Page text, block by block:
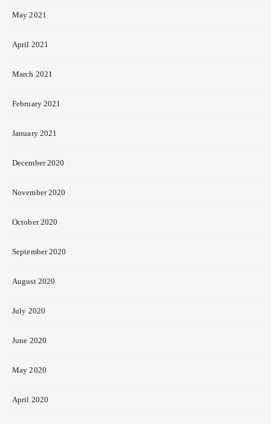
May 2021
April 2021
March 2021
February 2021
January 2021
December 2020
November 2020
October 2020
September 2020
August 2020
July 2020
June 2020
May 2020
April 2020